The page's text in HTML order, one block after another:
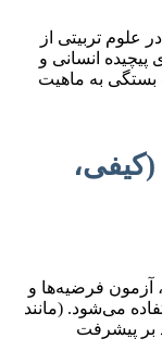
تربیتی از
پیچیده انسانی و
بستگی به ماهیت
آزمون فرضیه‌ها و
می‌شود. (مانند
پیشرفت